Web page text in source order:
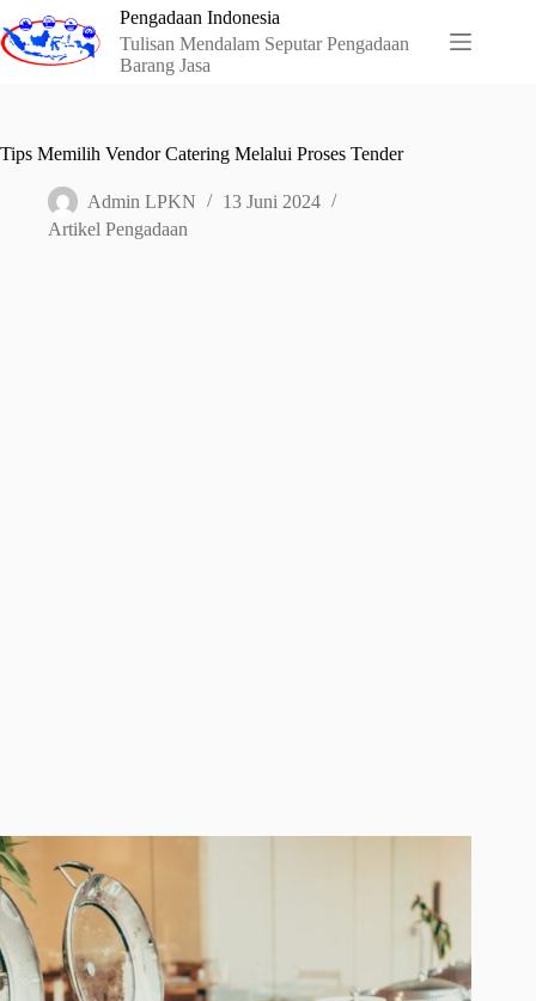
to
content
Pengadaan Indonesia
Tulisan Mendalam Seputar Pengadaan
Barang Jasa
Tips Memilih Vendor Catering Melalui Proses Tender
Admin LPKN
13 Juni 2024
Artikel Pengadaan